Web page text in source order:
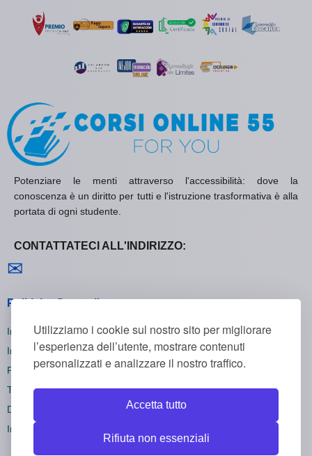
Utilizziamo i cookie sul nostro sito per migliorare
l’esperienza dell’utente, mostrare contenuti
personalizzati e analizzare il nostro traffico.
Accetta tutto
Rifiuta non essenziali
Potenziare le menti attraverso l'accessibilità: dove la
conoscenza è un diritto per tutti e l'istruzione trasformativa è alla
portata di ogni studente.
CONTATTATECI ALL'INDIRIZZO:
✉
Politiche Generali
Informativa sulla Privacy
Informativa sui Cookie
Politica di Rimborso
Termini e Condizioni
Disiscriversi
Impostazioni dei cookie